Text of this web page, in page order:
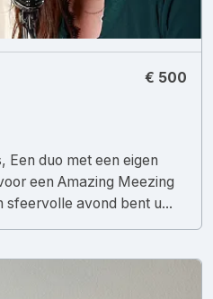
€ 500
Een duo met een eigen
een Amazing Meezing
sfeervolle avond bent u...